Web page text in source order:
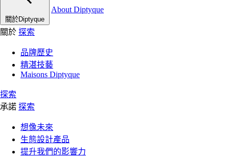
關於Diptyque
About Diptyque
關於 探索
品牌歷史
精湛技藝
Maisons Diptyque
探索
承諾 探索
想像未來
生態設計產品
提升我們的影響力